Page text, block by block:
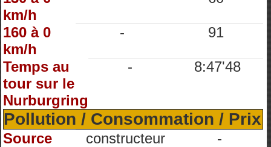
km/h
160 à 0
km/h
- 91
Temps au
tour sur le
Nurburgring
- 8:47'48
Pollution / Consommation / Prix
Source constructeur -